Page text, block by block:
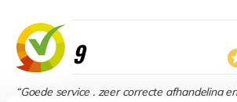
9
“Goede service , zeer correcte afhandeling